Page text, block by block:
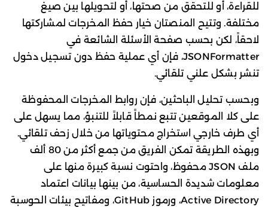
للقراءة، أو للتحقق من صحتها، أو لتحويلها بين صيغ
مختلفة. وتتيح المنصتان خيار حفظ المخرجات لمشاركتها
لاحقاً، لكن بحسب صفحة الأسئلة الشائعة في
JSONFormatter، فإن أي عملية حفظ دون تسجيل دخول
تنشر بشكل علني تلقائي.
وبحسب تحليل الباحثين، فإن روابط المخرجات المحفوظة
على كلا الموقعين تتبع نمطاً قابلاً للتنبؤ، مما يسهل على
أي طرف خارجي استخراج محتوياتها من خلال زحف تلقائي.
وبهذه الطريقة تمكن الفريق من جمع أكثر من 80 ألف
ملف JSON محفوظ، واحتوت نسبة كبيرة منها على
معلومات شديدة الحساسية، من بينها بيانات اعتماد
Active Directory، ورموز GitHub، ومفاتيح بيئات الحوسبة